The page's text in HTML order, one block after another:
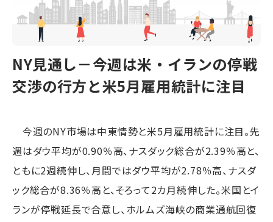
NY見通し－今週は米・イランの停戦
交渉の行方と米5月雇用統計に注目
今週のNY市場は中東情勢と米5月雇用統計に注目。先
週はダウ平均が0.90％高、ナスダック総合が2.39％高と、
ともに2週続伸し、月間ではダウ平均が2.78％高、ナスダ
ック総合が8.36％高と、そろって2カ月続伸した。米国とイ
ランが停戦延長で合意し、ホルムズ海峡の商業通航回復